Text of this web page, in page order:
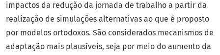
impactos da redução da jornada de trabalho a partir da
realização de simulações alternativas ao que é proposto
por modelos ortodoxos. São considerados mecanismos de
adaptação mais plausíveis, seja por meio do aumento da